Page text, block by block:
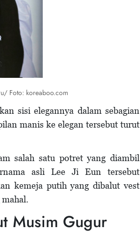
Foto: koreaboo.com
sisi elegannya dalam sebagian
manis ke elegan tersebut turut
salah satu potret yang diambil
asli Lee Ji Eun tersebut
kemeja putih yang dibalut vest
Musim Gugur